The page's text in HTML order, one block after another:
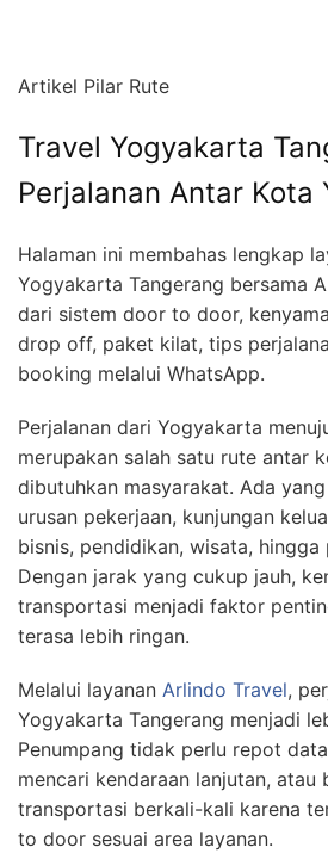
Artikel Pilar Rute
Travel Yogyakarta
Perjalanan Antar Kota
Halaman ini membahas lengkap
Yogyakarta Tangerang bersama
dari sistem door to door,
drop off, paket kilat, tips
booking melalui WhatsApp.
Perjalanan dari Yogyakarta
merupakan salah satu rute antar
dibutuhkan masyarakat. Ada
urusan pekerjaan, kunjungan
bisnis, pendidikan, wisata, hingga
Dengan jarak yang cukup jauh,
transportasi menjadi faktor
terasa lebih ringan.
Melalui layanan Arlindo Travel,
Yogyakarta Tangerang menjadi
Penumpang tidak perlu repot
mencari kendaraan lanjutan, atau
transportasi berkali-kali karena
to door sesuai area layanan.